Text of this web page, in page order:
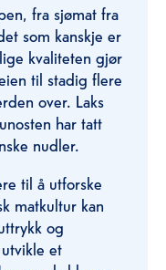
fra sjømat fra
som kanskje er
kvaliteten gjør
til stadig flere
over. Laks
har tatt
nudler.
til å utforske
matkultur kan
og
et